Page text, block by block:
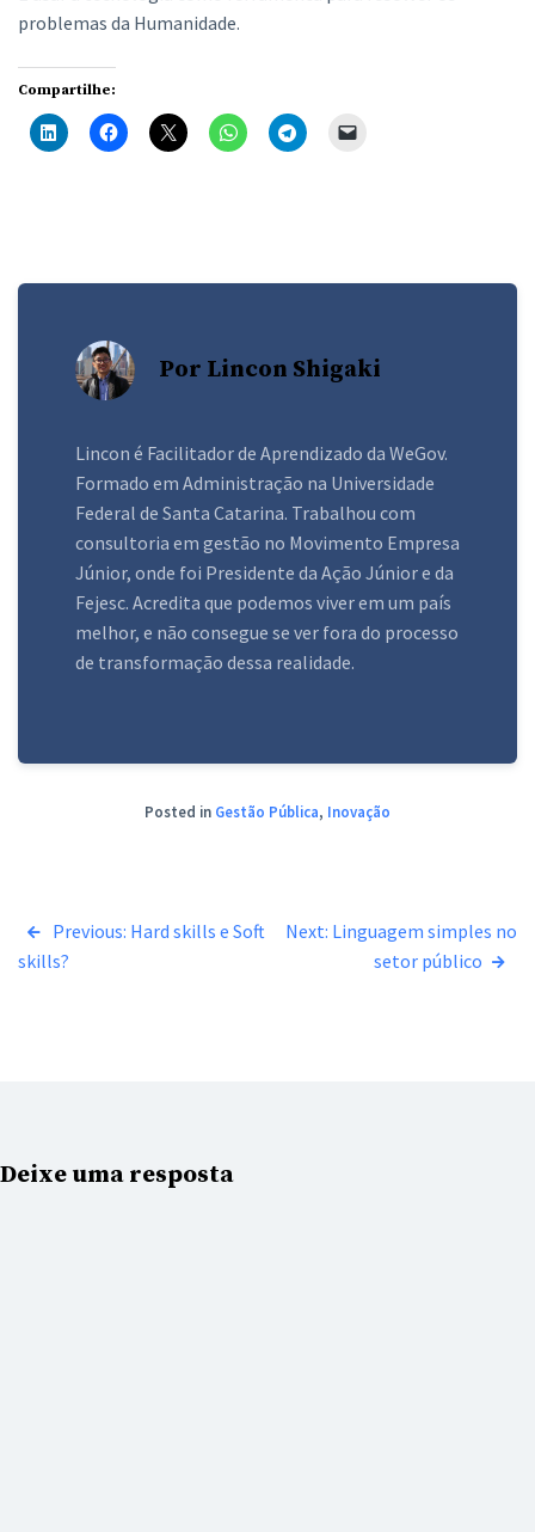
problemas da Humanidade.
Compartilhe:
Por Lincon Shigaki
Lincon é Facilitador de Aprendizado da WeGov.
Formado em Administração na Universidade
Federal de Santa Catarina. Trabalhou com
consultoria em gestão no Movimento Empresa
Júnior, onde foi Presidente da Ação Júnior e da
Fejesc. Acredita que podemos viver em um país
melhor, e não consegue se ver fora do processo
de transformação dessa realidade.
Posted in Gestão Pública, Inovação
Navegação
de
Previous: Hard skills e Soft
skills?
Next: Linguagem simples no
setor público
Deixe uma resposta